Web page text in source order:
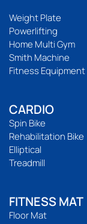
Weight Plate
Powerlifting
Home Multi Gym
Smith Machine
Fitness Equipment
CARDIO
Spin Bike
Rehabilitation Bike
Elliptical
Treadmill
FITNESS MAT
Floor Mat